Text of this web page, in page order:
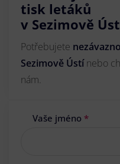
tisk letáků
v Sezimově
Potřebujete
Sezimově Ústínebo
nám.
Vaše jméno *